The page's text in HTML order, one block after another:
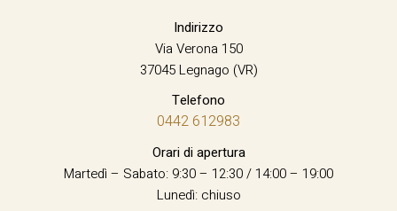
Indirizzo
Via Verona 150
37045 Legnago (VR)
Telefono
0442 612983
Orari di apertura
Martedì – Sabato: 9:30 – 12:30 / 14:00 – 19:00
Lunedì: chiuso